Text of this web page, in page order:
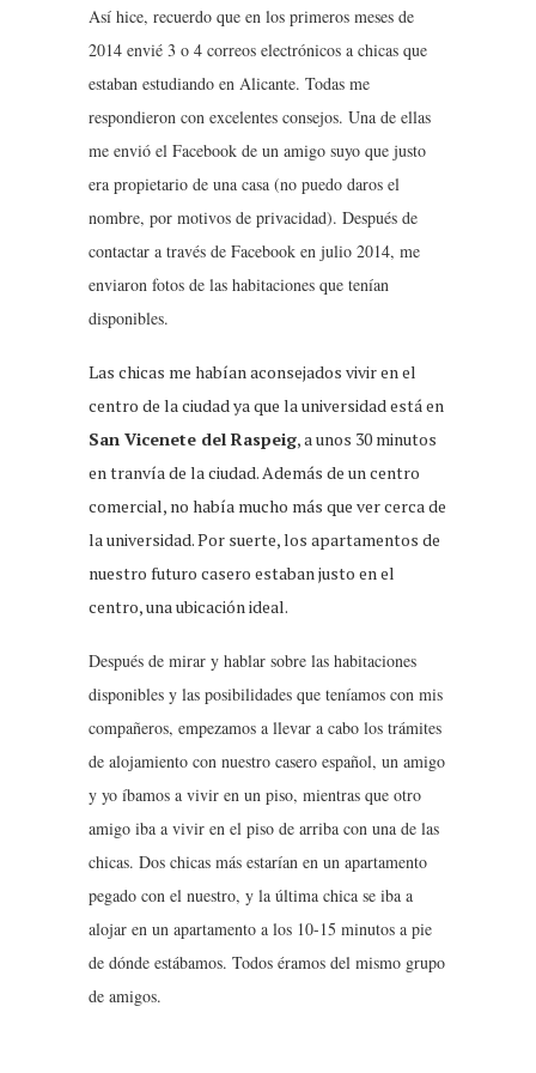
Así hice, recuerdo que en los primeros meses de
2014 envié 3 o 4 correos electrónicos a chicas que
estaban estudiando en Alicante. Todas me
respondieron con excelentes consejos. Una de ellas
me envió el Facebook de un amigo suyo que justo
era propietario de una casa (no puedo daros el
nombre, por motivos de privacidad). Después de
contactar a través de Facebook en julio 2014, me
enviaron fotos de las habitaciones que tenían
disponibles.
Las chicas me habían aconsejados vivir en el
centro de la ciudad ya que la universidad está en
San Vicenete del Raspeig, a unos 30 minutos
en tranvía de la ciudad. Además de un centro
comercial, no había mucho más que ver cerca de
la universidad. Por suerte, los apartamentos de
nuestro futuro casero estaban justo en el
centro, una ubicación ideal.
Después de mirar y hablar sobre las habitaciones
disponibles y las posibilidades que teníamos con mis
compañeros, empezamos a llevar a cabo los trámites
de alojamiento con nuestro casero español, un amigo
y yo íbamos a vivir en un piso, mientras que otro
amigo iba a vivir en el piso de arriba con una de las
chicas. Dos chicas más estarían en un apartamento
pegado con el nuestro, y la última chica se iba a
alojar en un apartamento a los 10-15 minutos a pie
de dónde estábamos. Todos éramos del mismo grupo
de amigos.